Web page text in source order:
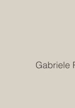
Gabriele